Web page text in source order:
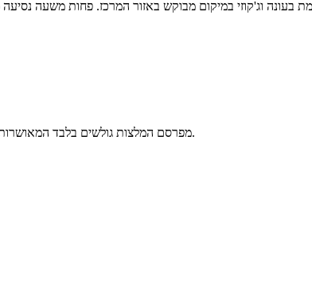
פורטל הוילות הישראלי Villas מפרסם המלצות גולשים בלבד המאושרות ע"י צוות האתר.